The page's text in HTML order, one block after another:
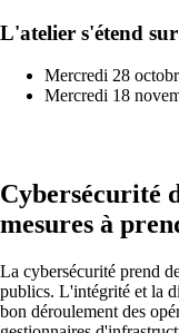
Sécurité
Wi-Fi
L'atelier s'étend
Mercredi 28
Mercredi 18
Cybersécurité
mesures à
La cybersécurité prend
publics. L'intégrité et la
bon déroulement des